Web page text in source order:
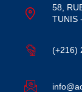
58,
TUNIS
(+216)